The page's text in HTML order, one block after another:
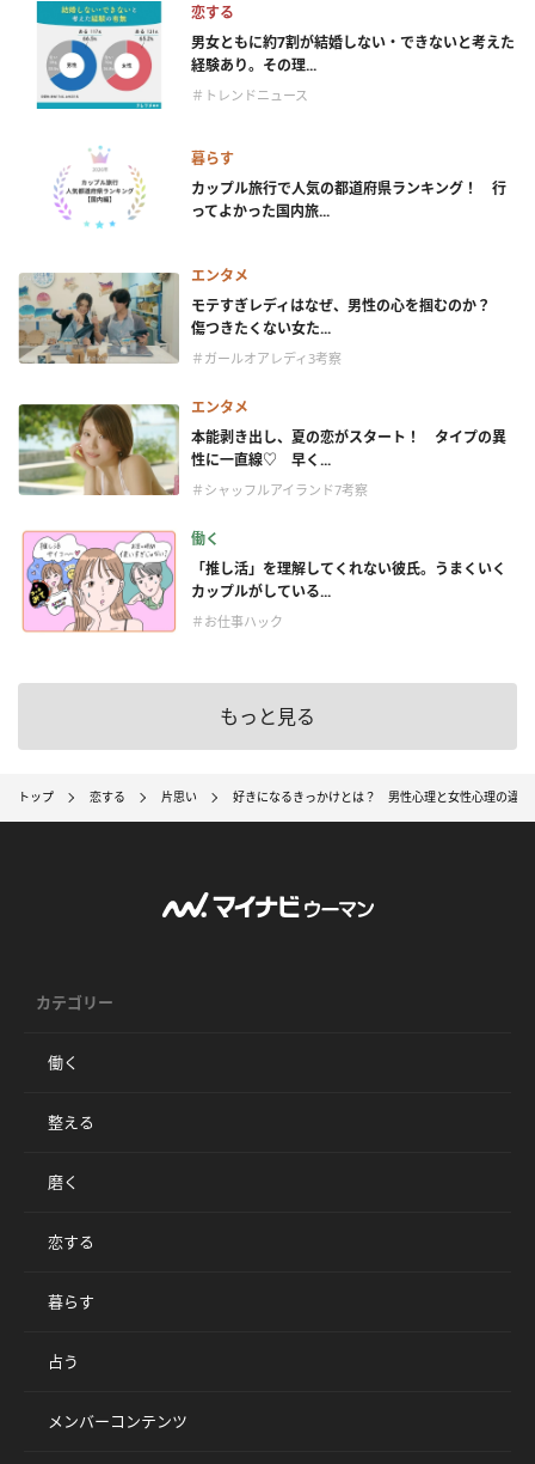
恋する
男女ともに約7割が結婚しない・できないと考えた
経験あり。その理...
＃トレンドニュース
暮らす
カップル旅行で人気の都道府県ランキング！ 行
ってよかった国内旅...
エンタメ
モテすぎレディはなぜ、男性の心を掴むのか？
傷つきたくない女た...
＃ガールオアレディ3考察
エンタメ
本能剥き出し、夏の恋がスタート！ タイプの異
性に一直線♡ 早く...
＃シャッフルアイランド7考察
働く
「推し活」を理解してくれない彼氏。うまくいく
カップルがしている...
＃お仕事ハック
もっと見る
トップ 恋する 片思い 好きになるきっかけとは？ 男性心理と女性心理の違い
カテゴリー
働く
整える
磨く
恋する
暮らす
占う
メンバーコンテンツ